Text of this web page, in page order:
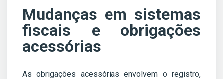
Mudanças em sistemas
fiscais e obrigações
acessórias
As obrigações acessórias envolvem o registro,